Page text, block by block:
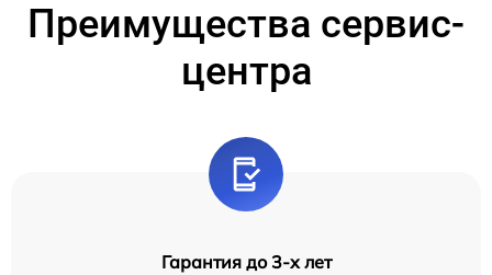
Преимущества сервис-
центра
Гарантия до 3-х лет